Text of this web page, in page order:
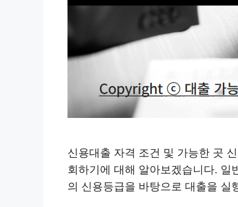
신용대출 자격 조건 및 가능한 곳
회하기에 대해 알아보겠습니다. 일
의 신용등급을 바탕으로 대출을